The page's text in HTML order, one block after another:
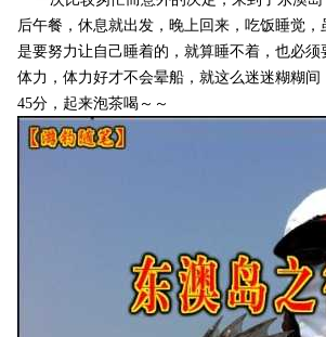
后午餐，休息就出发，晚上回来，吃饭睡觉
是要努力让自己睡着的，就算睡不着，也必
体力，体力好才不会晕船，就这么迷迷糊糊间
45分，起来泡茶喝～～